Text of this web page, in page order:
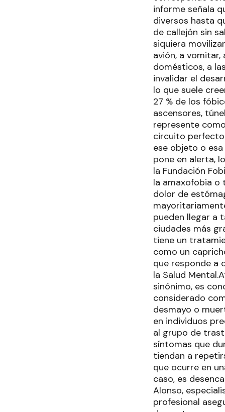
informe señala
diversos hasta
de callejón sin
siquiera
avión, a vomitar,
domésticos, a
invalidar el
lo que suele
27 % de los
ascensores,
represente
circuito
ese objeto o
pone en alerta,
la Fundación
la amaxofobia o
dolor de
pueden llegar a
ciudades más
tiene un
como un
que responde a
la Salud
sinónimo, es
considerado
desmayo o
en individuos
al grupo de
síntomas que
tiendan a
que ocurre en
caso, es
Alonso,
profesional